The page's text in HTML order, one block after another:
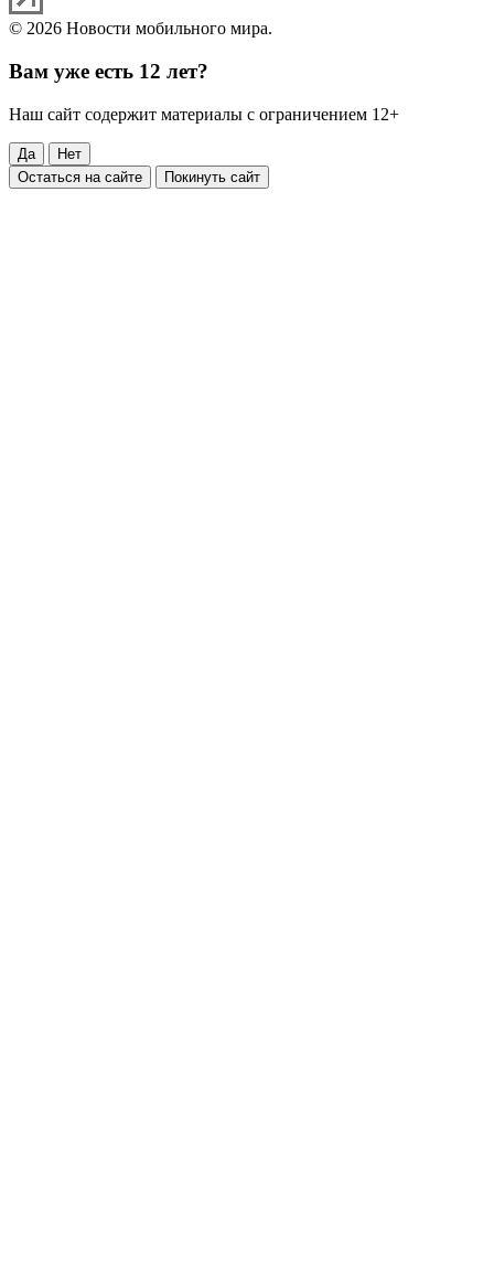
© 2026 Новости мобильного мира.
Вам уже есть 12 лет?
Наш сайт содержит материалы с ограничением 12+
Да
Нет
Остаться на сайте
Покинуть сайт